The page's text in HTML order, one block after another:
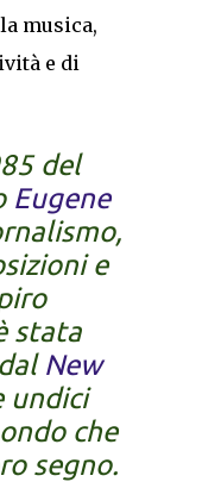
musica,
e di
del
Eugene
e
stata
New
che
segno.